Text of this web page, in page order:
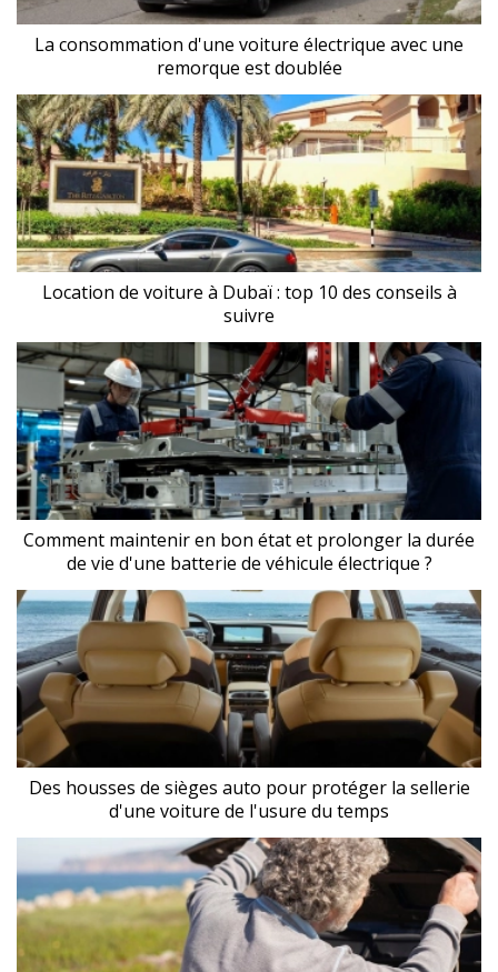
La consommation d'une voiture électrique avec une
remorque est doublée
Location de voiture à Dubaï : top 10 des conseils à
suivre
Comment maintenir en bon état et prolonger la durée
de vie d'une batterie de véhicule électrique ?
Des housses de sièges auto pour protéger la sellerie
d'une voiture de l'usure du temps